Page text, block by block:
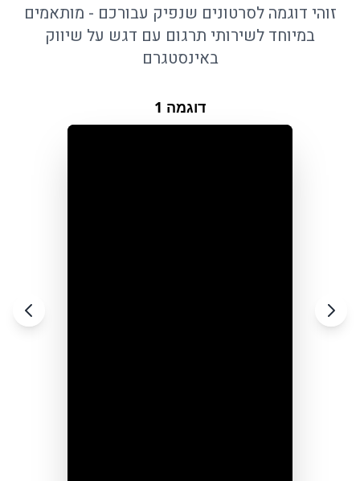
זוהי דוגמה לסרטונים שנפיק עבורכם - מותאמים
במיוחד לשירותי תרגום עם דגש על שיווק
באינסטגרם
דוגמה 1